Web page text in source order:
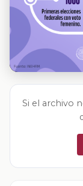
Si el archivo